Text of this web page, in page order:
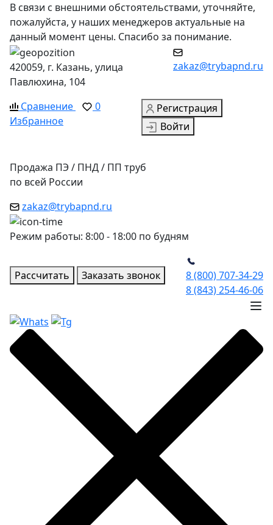
В связи с внешними обстоятельствами, уточняйте,
пожалуйста, у наших менеджеров актуальные на
данный момент цены. Спасибо за понимание.
420059, г. Казань, улица
Павлюхина, 104
zakaz@trybapnd.ru
Сравнение
0
Избранное
Регистрация
Войти
Продажа ПЭ / ПНД / ПП труб
по всей России
zakaz@trybapnd.ru
Режим работы: 8:00 - 18:00 по будням
Рассчитать Заказать звонок
8 (800) 707-34-29
8 (843) 254-46-06